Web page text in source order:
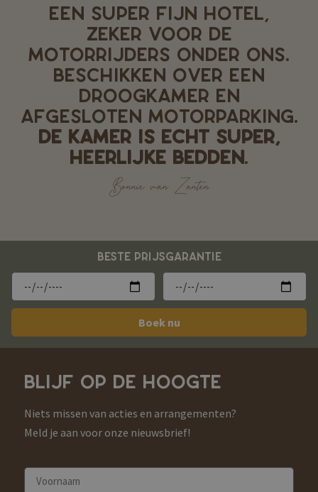
EEN SUPER FIJN HOTEL,
ZEKER VOOR DE
MOTORRIJDERS ONDER ONS.
BESCHIKKEN OVER EEN
DROOGKAMER EN
AFGESLOTEN MOTORPARKING.
DE KAMER IS ECHT SUPER,
HEERLIJKE BEDDEN.
Bonnie van Zanten
BESTE PRIJSGARANTIE
Boek nu
BLIJF OP DE HOOGTE
Niets missen van acties en arrangementen?
Meld je aan voor onze nieuwsbrief!